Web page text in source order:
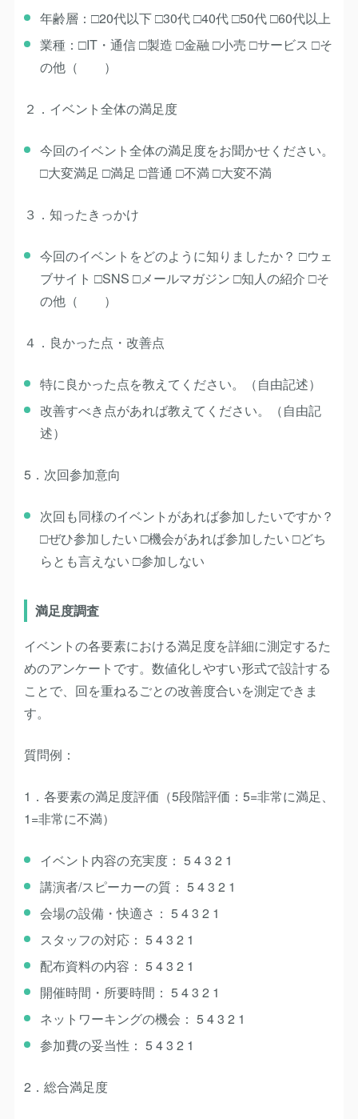
年齢層：□20代以下 □30代 □40代 □50代 □60代以上
業種：□IT・通信 □製造 □金融 □小売 □サービス □そ
の他（ ）
２．イベント全体の満足度
今回のイベント全体の満足度をお聞かせください。
□大変満足 □満足 □普通 □不満 □大変不満
３．知ったきっかけ
今回のイベントをどのように知りましたか？ □ウェ
ブサイト □SNS □メールマガジン □知人の紹介 □そ
の他（ ）
４．良かった点・改善点
特に良かった点を教えてください。（自由記述）
改善すべき点があれば教えてください。（自由記
述）
5．次回参加意向
次回も同様のイベントがあれば参加したいですか？
□ぜひ参加したい □機会があれば参加したい □どち
らとも言えない □参加しない
満足度調査
イベントの各要素における満足度を詳細に測定するた
めのアンケートです。数値化しやすい形式で設計する
ことで、回を重ねるごとの改善度合いを測定できま
す。
質問例：
1．各要素の満足度評価 （5段階評価：5=非常に満足、
1=非常に不満）
イベント内容の充実度： 5 4 3 2 1
講演者/スピーカーの質： 5 4 3 2 1
会場の設備・快適さ： 5 4 3 2 1
スタッフの対応： 5 4 3 2 1
配布資料の内容： 5 4 3 2 1
開催時間・所要時間： 5 4 3 2 1
ネットワーキングの機会： 5 4 3 2 1
参加費の妥当性： 5 4 3 2 1
2．総合満足度